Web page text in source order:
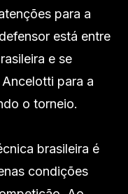
para a
está entre
e se
para a
o torneio.
brasileira é
condições